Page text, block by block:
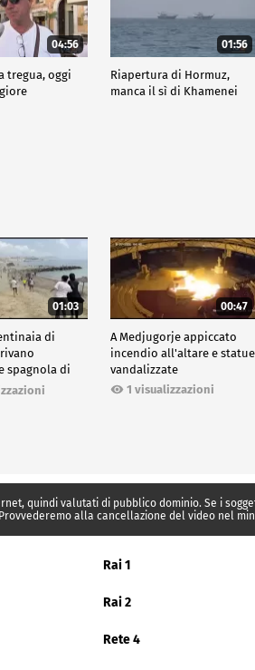
04:56
tregua, oggi
01:56
Riapertura di Hormuz,
manca il sì di Khamenei
01:03
di
spagnola di
00:47
A Medjugorje appiccato
incendio all'altare e statue
vandalizzate
1 visualizzazioni
quindi valutati di pubblico dominio. Se i
alla cancellazione del video nel
Rai 1
Rai 2
Rete 4